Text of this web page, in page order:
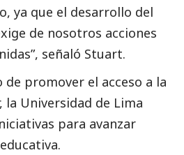
ya que el desarrollo del
de nosotros acciones
señaló Stuart.
promover el acceso a la
la Universidad de Lima
para avanzar